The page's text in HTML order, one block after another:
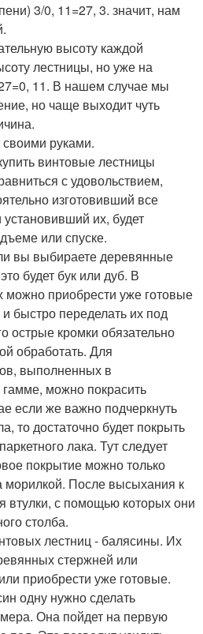
3/0, 11=27, 3. значит, нам
высоту каждой
лестницы, но уже на
11. В нашем случае мы
но чаще выходит чуть
руками.
винтовые лестницы
с удовольствием,
изготовивший все
их, будет
или спуске.
вы выбираете деревянные
будет бук или дуб. В
можно приобрести уже готовые
быстро переделать их под
острые кромки обязательно
обработать. Для
выполненных в
можно покрасить
если же важно подчеркнуть
то достаточно будет покрыть
лака. Тут следует
покрытие можно только
морилкой. После высыхания к
втулки, с помощью которых они
столба.
лестниц - балясины. Их
стержней или
приобрести уже готовые.
одну нужно сделать
Она пойдет на первую